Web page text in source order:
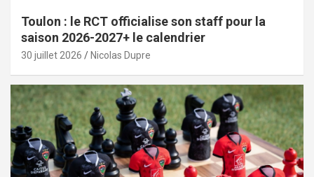
Toulon : le RCT officialise son staff pour la
saison 2026-2027+ le calendrier
30 juillet 2026 Nicolas Dupre